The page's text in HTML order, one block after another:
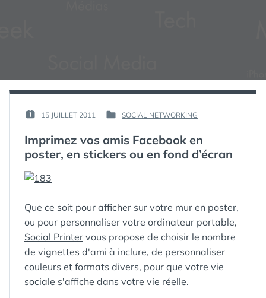
PUBLIÉ
15 JUILLET 2011
PAR :
PUBLIÉ
SOCIAL NETWORKING
Imprimez vos amis Facebook en
poster, en stickers ou en fond d’écran
Que ce soit pour afficher sur votre mur en poster,
ou pour personnaliser votre ordinateur portable,
Social Printer vous propose de choisir le nombre
de vignettes d'ami à inclure, de personnaliser
couleurs et formats divers, pour que votre vie
sociale s'affiche dans votre vie réelle.